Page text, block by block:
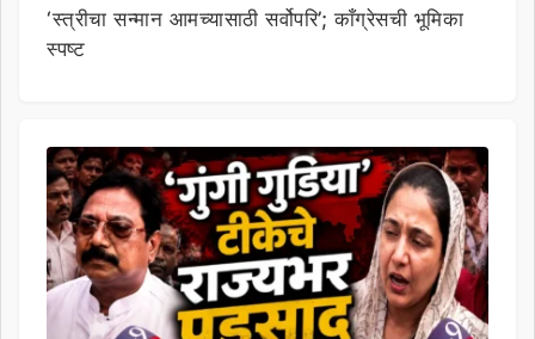
‘स्त्रीचा सन्मान आमच्यासाठी सर्वोपरि’; काँग्रेसची भूमिका
स्पष्ट